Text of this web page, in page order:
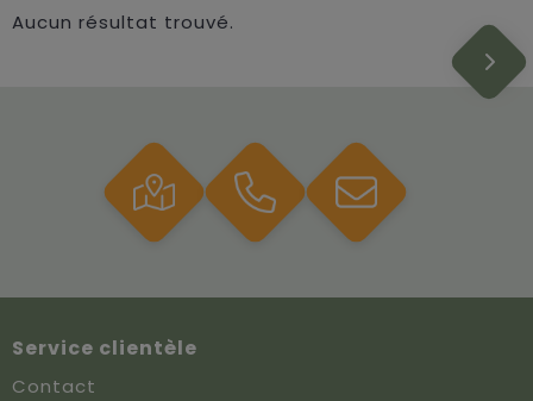
Aucun résultat trouvé.
Service clientèle
Contact